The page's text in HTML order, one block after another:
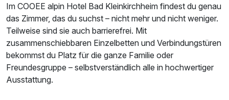
Im COOEE alpin Hotel Bad Kleinkirchheim findest du genau
das Zimmer, das du suchst – nicht mehr und nicht weniger.
Teilweise sind sie auch barrierefrei. Mit
zusammenschiebbaren Einzelbetten und Verbindungstüren
bekommst du Platz für die ganze Familie oder
Freundesgruppe – selbstverständlich alle in hochwertiger
Ausstattung.